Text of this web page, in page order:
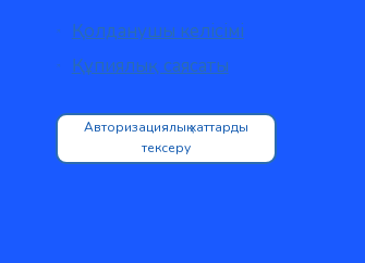
Қолданушы келісімі
Құпиялық саясаты
Авторизациялық хаттарды
тексеру